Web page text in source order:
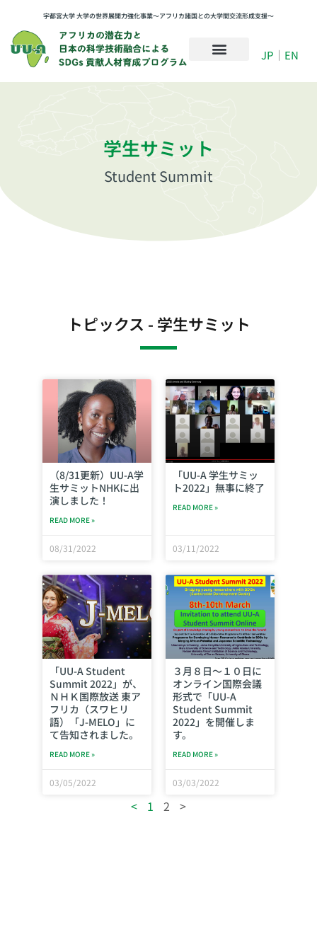
宇都宮大学 大学の世界展開力強化事業〜アフリカ諸国との大学間交流形成支援〜
JP ｜ EN
学生サミット
Student Summit
トピックス - 学生サミット
（8/31更新）UU-A学
生サミットNHKに出
演しました！
READ MORE »
08/31/2022
「UU-A 学生サミッ
ト2022」無事に終了
READ MORE »
03/11/2022
「UU-A Student
Summit 2022」が、
ＮＨＫ国際放送 東ア
フリカ（スワヒリ
語）「J-MELO」に
て告知されました。
READ MORE »
03/05/2022
３月８日～１０日に
オンライン国際会議
形式で「UU-A
Student Summit
2022」を開催しま
す。
READ MORE »
03/03/2022
< 1 2 >